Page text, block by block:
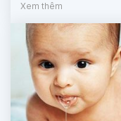
Xem thêm